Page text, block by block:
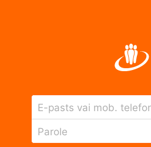
E-pasts vai mob.
Parole